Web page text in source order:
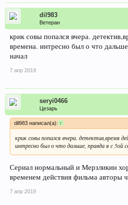
dil983
Ветеран
крик совы попался вчера.
времена. интресно был о что
начал
7 апр 2019
seryi0466
Цезарь
dil983 написал(а): ↑
крик совы попался вчера. детектив,время
интресно был о что дальше, правда я с 5ой
Сериал нормальный и Мерзликин
временем действия фильма авторы
7 апр 2019